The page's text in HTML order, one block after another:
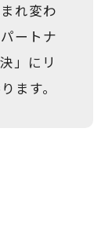
れ変わ
ートナ
」にリ
ます。